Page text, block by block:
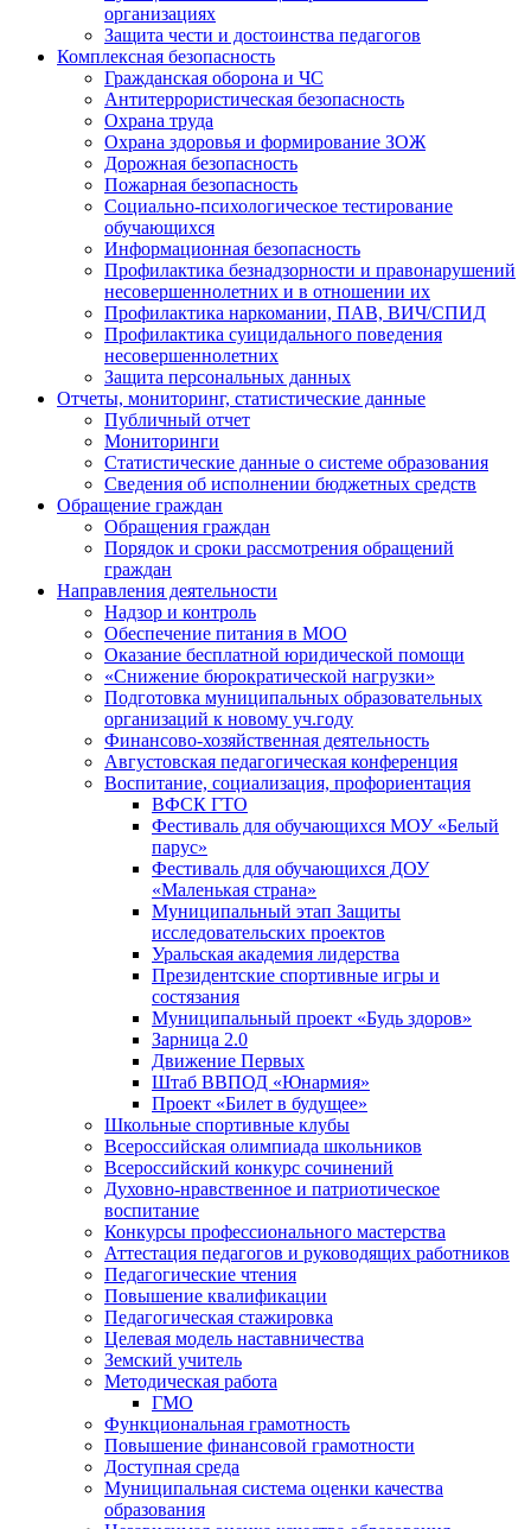
организациях
Защита чести и достоинства педагогов
Комплексная безопасность
Гражданская оборона и ЧС
Антитеррористическая безопасность
Охрана труда
Охрана здоровья и формирование ЗОЖ
Дорожная безопасность
Пожарная безопасность
Социально-психологическое тестирование
обучающихся
Информационная безопасность
Профилактика безнадзорности и правонарушений
несовершеннолетних и в отношении их
Профилактика наркомании, ПАВ, ВИЧ/СПИД
Профилактика суицидального поведения
несовершеннолетних
Защита персональных данных
Отчеты, мониторинг, статистические данные
Публичный отчет
Мониторинги
Статистические данные о системе образования
Сведения об исполнении бюджетных средств
Обращение граждан
Обращения граждан
Порядок и сроки рассмотрения обращений
граждан
Направления деятельности
Надзор и контроль
Обеспечение питания в МОО
Оказание бесплатной юридической помощи
«Снижение бюрократической нагрузки»
Подготовка муниципальных образовательных
организаций к новому уч.году
Финансово-хозяйственная деятельность
Августовская педагогическая конференция
Воспитание, социализация, профориентация
ВФСК ГТО
Фестиваль для обучающихся МОУ «Белый
парус»
Фестиваль для обучающихся ДОУ
«Маленькая страна»
Муниципальный этап Защиты
исследовательских проектов
Уральская академия лидерства
Президентские спортивные игры и
состязания
Муниципальный проект «Будь здоров»
Зарница 2.0
Движение Первых
Штаб ВВПОД «Юнармия»
Проект «Билет в будущее»
Школьные спортивные клубы
Всероссийская олимпиада школьников
Всероссийский конкурс сочинений
Духовно-нравственное и патриотическое
воспитание
Конкурсы профессионального мастерства
Аттестация педагогов и руководящих работников
Педагогические чтения
Повышение квалификации
Педагогическая стажировка
Целевая модель наставничества
Земский учитель
Методическая работа
ГМО
Функциональная грамотность
Повышение финансовой грамотности
Доступная среда
Муниципальная система оценки качества
образования